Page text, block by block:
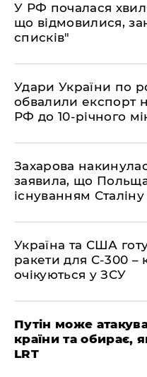
​У РФ почалася
що відмовилися,
списків"
​Удари України по
обвалили експорт
РФ до 10-річного
​Захарова
заявила, що
існуванням Сталіну
​Україна та США
ракети для С-300 –
очікуються у ЗСУ
​Путін може
країни та обирає,
LRT